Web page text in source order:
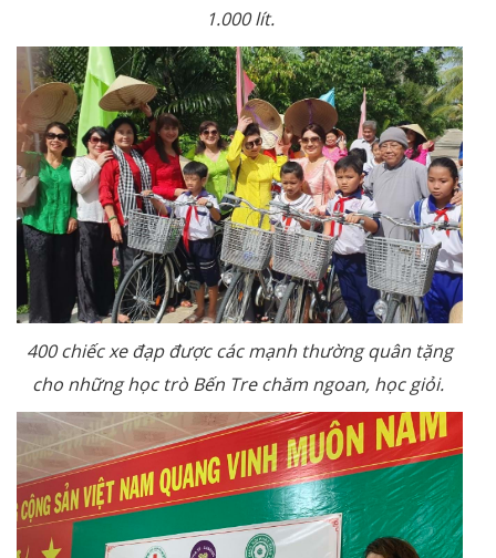
1.000 lít.
400 chiếc xe đạp được các mạnh thường quân tặng
cho những học trò Bến Tre chăm ngoan, học giỏi.